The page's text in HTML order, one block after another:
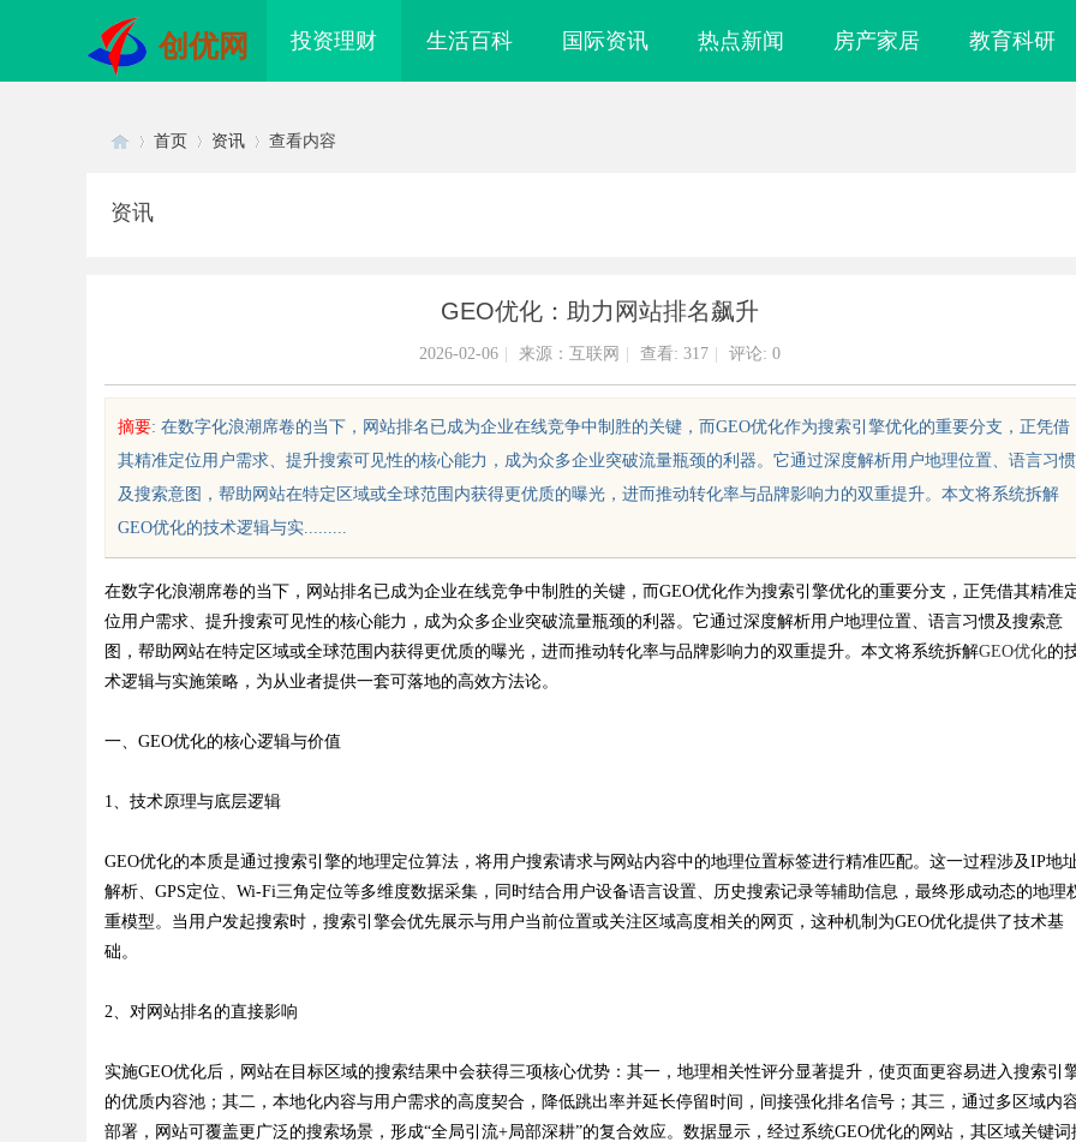
创优网 投资理财 生活百科 国际资讯 热点新闻 房产家居 教育科研
sc
!
首页 资讯 查看内容
资讯
GEO优化：助力网站排名飙升
2026-02-06 来源：互联网 查看: 317 评论: 0
摘要: 在数字化浪潮席卷的当下，网站排名已成为企业在线竞争中制胜的关键，而GEO优化作为搜索引擎优化的重要分支，正凭借
其精准定位用户需求、提升搜索可见性的核心能力，成为众多企业突破流量瓶颈的利器。它通过深度解析用户地理位置、语言习惯
及搜索意图，帮助网站在特定区域或全球范围内获得更优质的曝光，进而推动转化率与品牌影响力的双重提升。本文将系统拆解
GEO优化的技术逻辑与实.........
在数字化浪潮席卷的当下，网站排名已成为企业在线竞争中制胜的关键，而GEO优化作为搜索引擎优化的重要分支，正凭借其精准
位用户需求、提升搜索可见性的核心能力，成为众多企业突破流量瓶颈的利器。它通过深度解析用户地理位置、语言习惯及搜索意
图，帮助网站在特定区域或全球范围内获得更优质的曝光，进而推动转化率与品牌影响力的双重提升。本文将系统拆解GEO优化的
术逻辑与实施策略，为从业者提供一套可落地的高效方法论。
一、GEO优化的核心逻辑与价值
1、技术原理与底层逻辑
GEO优化的本质是通过搜索引擎的地理定位算法，将用户搜索请求与网站内容中的地理位置标签进行精准匹配。这一过程涉及IP地
解析、GPS定位、Wi-Fi三角定位等多维度数据采集，同时结合用户设备语言设置、历史搜索记录等辅助信息，最终形成动态的地理
重模型。当用户发起搜索时，搜索引擎会优先展示与用户当前位置或关注区域高度相关的网页，这种机制为GEO优化提供了技术基
础。
2、对网站排名的直接影响
实施GEO优化后，网站在目标区域的搜索结果中会获得三项核心优势：其一，地理相关性评分显著提升，使页面更容易进入搜索引
的优质内容池；其二，本地化内容与用户需求的高度契合，降低跳出率并延长停留时间，间接强化排名信号；其三，通过多区域内
部署，网站可覆盖更广泛的搜索场景，形成“全局引流+局部深耕”的复合效应。数据显示，经过系统GEO优化的网站，其区域关键词
开店最怕“搜不到”为什么隔壁店铺没
花钱，ai却天天给他免费派单？
揭秘！
究竟藏